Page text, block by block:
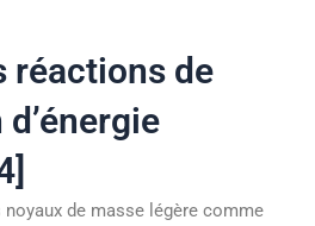
de
de masse légère comme